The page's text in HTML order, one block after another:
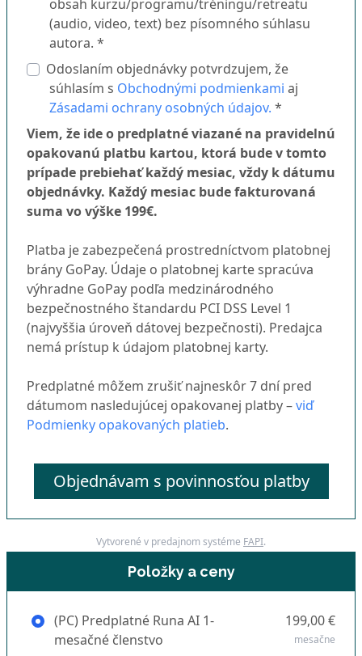
obsah kurzu/programu/tréningu/retreatu
(audio, video, text) bez písomného súhlasu
autora. *
Odoslaním objednávky potvrdzujem, že
súhlasím s Obchodnými podmienkami aj
Zásadami ochrany osobných údajov. *
Viem, že ide o predplatné viazané na pravidelnú
opakovanú platbu kartou, ktorá bude v tomto
prípade prebiehať každý mesiac, vždy k dátumu
objednávky. Každý mesiac bude fakturovaná
suma vo výške 199€.
Platba je zabezpečená prostredníctvom platobnej
brány GoPay. Údaje o platobnej karte spracúva
výhradne GoPay podľa medzinárodného
bezpečnostného štandardu PCI DSS Level 1
(najvyššia úroveň dátovej bezpečnosti). Predajca
nemá prístup k údajom platobnej karty.
Predplatné môžem zrušiť najneskôr 7 dní pred
dátumom nasledujúcej opakovanej platby –viď
Podmienky opakovaných platieb.
Objednávam s povinnosťou platby
Vytvorené v predajnom systéme FAPI.
Položky a ceny
(PC) Predplatné Runa AI 1-
mesačné členstvo
199,00 €
mesačne